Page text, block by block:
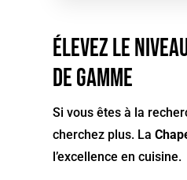
Élevez le
de gamme
Si vous êtes à la
cherchez plus. La
l’excellence en cuisine.